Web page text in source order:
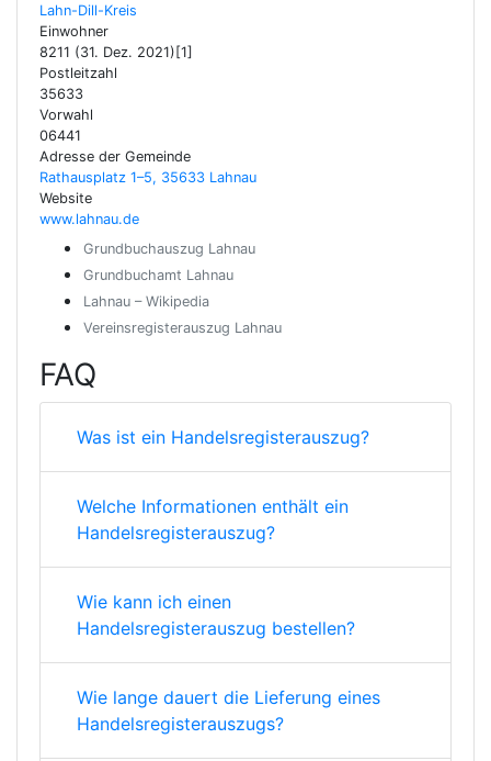
Lahn-Dill-Kreis
Einwohner
8211 (31. Dez. 2021)[1]
Postleitzahl
35633
Vorwahl
06441
Adresse der Gemeinde
Rathausplatz 1–5, 35633 Lahnau
Website
www.lahnau.de
Grundbuchauszug Lahnau
Grundbuchamt Lahnau
Lahnau – Wikipedia
Vereinsregisterauszug Lahnau
FAQ
Was ist ein Handelsregisterauszug?
Welche Informationen enthält ein
Handelsregisterauszug?
Wie kann ich einen
Handelsregisterauszug bestellen?
Wie lange dauert die Lieferung eines
Handelsregisterauszugs?